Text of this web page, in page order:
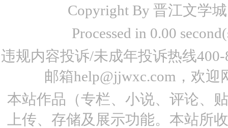
Copyright By 晋江文学
Processed in 0.00
违规内容投诉/未成年投诉热线
邮箱help@jjwxc.com，欢
本站作品（专栏、小说、评论、
上传、存储及展示功能。本站所